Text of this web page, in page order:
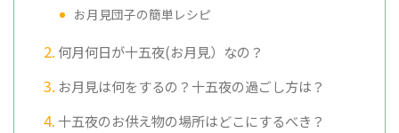
お月見団子の簡単レシピ
何月何日が十五夜(お月見）なの？
お月見は何をするの？十五夜の過ごし方は？
十五夜のお供え物の場所はどこにするべき？